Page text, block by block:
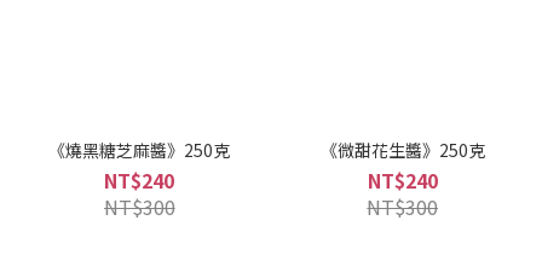
《燒黑糖芝麻醬》250克
NT$240
NT$300
《微甜花生醬》250克
NT$240
NT$300